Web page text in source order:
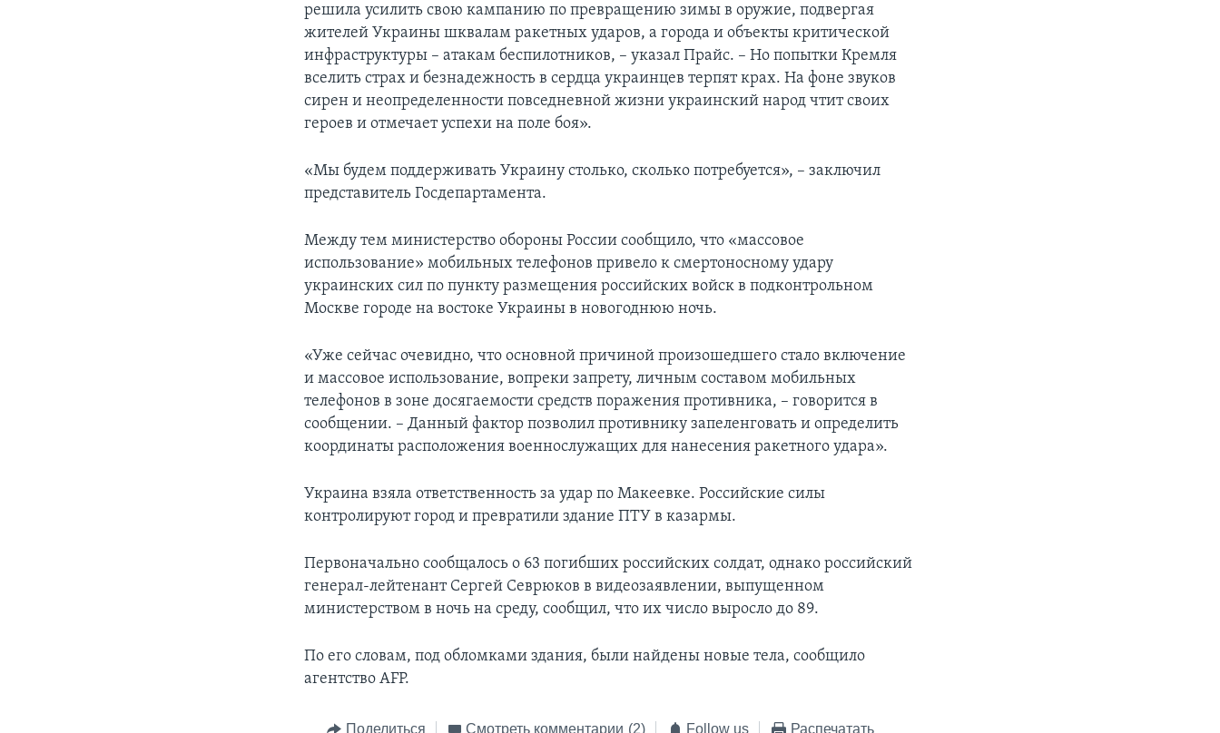
решила усилить свою кампанию по превращению зимы в оружие, подвергая
жителей Украины шквалам ракетных ударов, а города и объекты критической
инфраструктуры – атакам беспилотников, – указал Прайс. – Но попытки Кремля
вселить страх и безнадежность в сердца украинцев терпят крах. На фоне звуков
сирен и неопределенности повседневной жизни украинский народ чтит своих
героев и отмечает успехи на поле боя».
«Мы будем поддерживать Украину столько, сколько потребуется», – заключил
представитель Госдепартамента.
Между тем министерство обороны России сообщило, что «массовое
использование» мобильных телефонов привело к смертоносному удару
украинских сил по пункту размещения российских войск в подконтрольном
Москве городе на востоке Украины в новогоднюю ночь.
«Уже сейчас очевидно, что основной причиной произошедшего стало включение
и массовое использование, вопреки запрету, личным составом мобильных
телефонов в зоне досягаемости средств поражения противника, – говорится в
сообщении. – Данный фактор позволил противнику запеленговать и определить
координаты расположения военнослужащих для нанесения ракетного удара».
Украина взяла ответственность за удар по Макеевке. Российские силы
контролируют город и превратили здание ПТУ в казармы.
Первоначально сообщалось о 63 погибших российских солдат, однако российский
генерал-лейтенант Сергей Севрюков в видеозаявлении, выпущенном
министерством в ночь на среду, сообщил, что их число выросло до 89.
По его словам, под обломками здания, были найдены новые тела, сообщило
агентство AFP.
Поделиться Смотреть комментарии (2) Follow us Распечатать